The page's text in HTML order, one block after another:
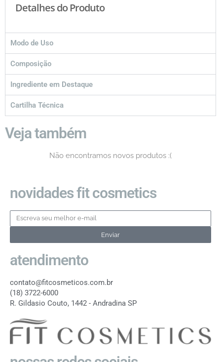
Detalhes do Produto
Modo de Uso
Composição
Ingrediente em Destaque
Cartilha Técnica
Veja também
Não encontramos novos produtos :(
novidades fit cosmetics
Enviar
atendimento
contato@fitcosmeticos.com.br
(18) 3722-6000
R. Gildasio Couto, 1442 - Andradina SP